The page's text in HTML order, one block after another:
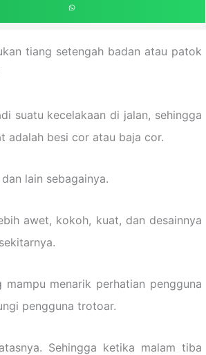
tiang setengah badan atau patok
suatu kecelakaan di jalan, sehingga
adalah besi cor atau baja cor.
lain sebagainya.
awet, kokoh, kuat, dan desainnya
menarik perhatian pengguna
pengguna trotoar.
Sehingga ketika malam tiba